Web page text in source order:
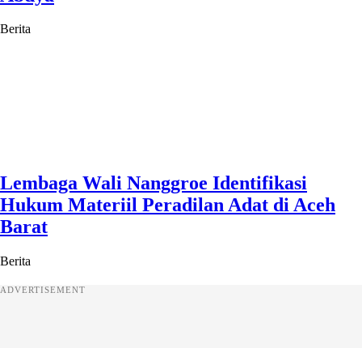
Berita
Lembaga Wali Nanggroe Identifikasi
Hukum Materiil Peradilan Adat di Aceh
Barat
Berita
ADVERTISEMENT